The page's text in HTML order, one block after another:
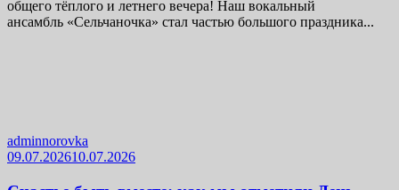
общего тёплого и летнего вечера! Наш вокальный
ансамбль «Сельчаночка» стал частью большого праздника...
adminnorovka
09.07.202610.07.2026